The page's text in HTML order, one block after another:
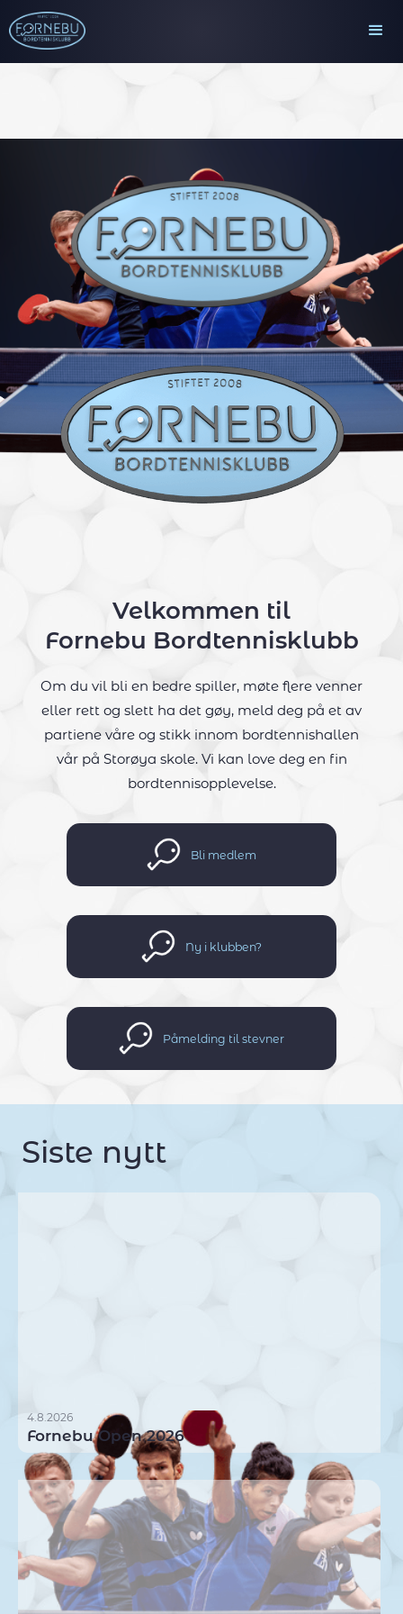
Velkommen til
Fornebu Bordtennisklubb
Om du vil bli en bedre spiller, møte flere venner
eller rett og slett ha det gøy, meld deg på et av
partiene våre og stikk innom bordtennishallen
vår på Storøya skole. Vi kan love deg en fin
bordtennisopplevelse.
Bli medlem
Ny i klubben?
Påmelding til stevner
Siste nytt
4.8.2026
Fornebu Open 2026